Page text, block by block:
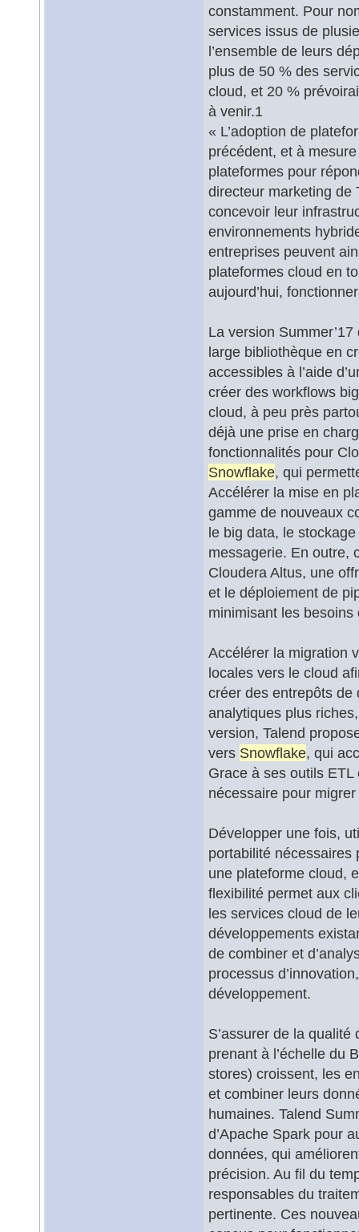
constamment. Pour
services issus de
l’ensemble de leurs
plus de 50 % des
cloud, et 20 %
à venir.1
« L’adoption de
précédent, et à
plateformes pour
directeur marketing de
concevoir leur
environnements
entreprises peuvent
plateformes cloud en
aujourd’hui,
La version
large bibliothèque en
accessibles à l’aide
créer des workflows
cloud, à peu près
déjà une prise en
fonctionnalités pour
Snowflake, qui
Accélérer la mise en
gamme de nouveaux
le big data, le
messagerie. En outre,
Cloudera Altus, une
et le déploiement de
minimisant les
Accélérer la migration
locales vers le cloud
créer des entrepôts de
analytiques plus
version, Talend
vers Snowflake, qui
Grace à ses outils
nécessaire pour
Développer une fois,
portabilité nécessaires
une plateforme cloud,
flexibilité permet aux
les services cloud de
développements
de combiner et
processus
développement.
S’assurer de la
prenant à l’échelle du
stores) croissent, les
et combiner leurs
humaines. Talend
d’Apache Spark pour
données, qui
précision. Au fil du
responsables du
pertinente. Ces